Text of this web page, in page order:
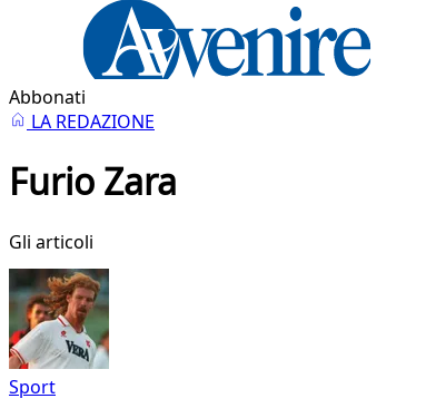
Abbonati
LA REDAZIONE
Furio Zara
Gli articoli
Sport